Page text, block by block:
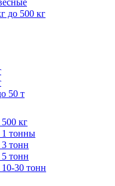
до 500 кг
50 т
кг
тонны
тонн
тонн
30 тонн